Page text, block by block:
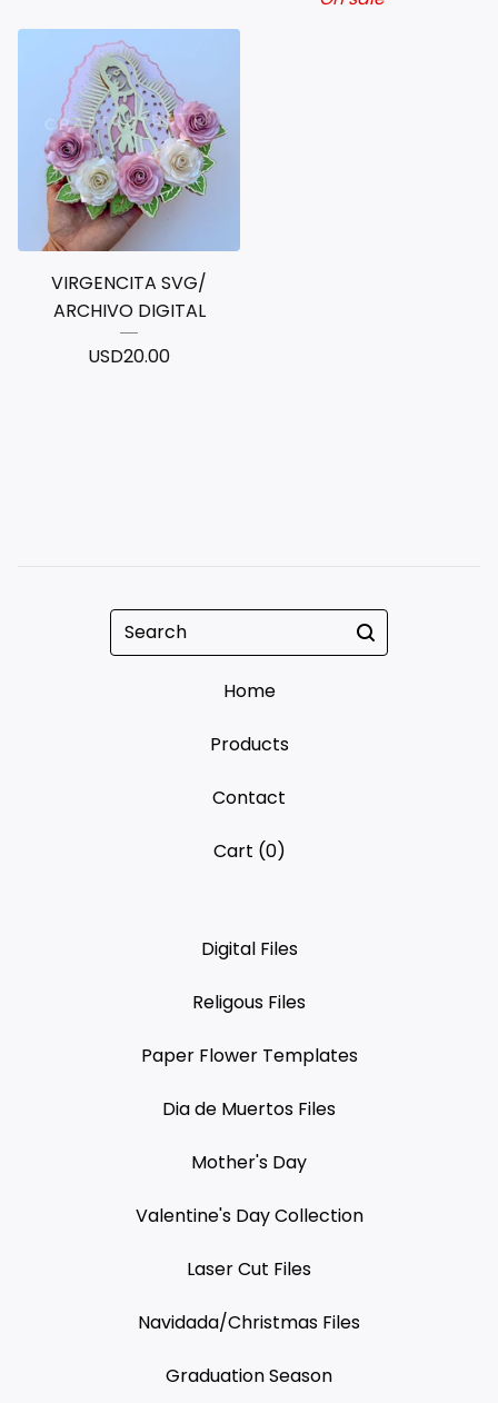
VIRGENCITA SVG/
ARCHIVO DIGITAL
USD20.00
Search
Home
Products
Contact
Cart (0)
Digital Files
Religous Files
Paper Flower Templates
Dia de Muertos Files
Mother's Day
Valentine's Day Collection
Laser Cut Files
Navidada/Christmas Files
Graduation Season